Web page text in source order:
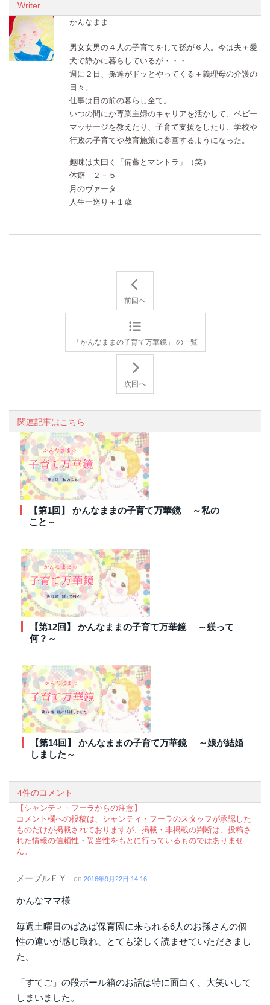
Writer
かんなまま
男女女男の４人の子育てをして孫が６人。今は夫＋愛
犬で静かに暮らしているが・・・
週に２日、孫達がドッとやってくる＋義理母の介護の
日々。
仕事は目の前の暮らし全て。
いつの間にか専業主婦のキャリアを活かして、ベビー
マッサージを教えたり、子育て支援をしたり、学校や
行政の子育てや教育施策に参画するようになった。
趣味は夫曰く「備蓄とマントラ」（笑）
体癖 ２－５
月のヴァータ
人生一巡り＋１歳
前回へ
「かんなままの子育て万華鏡」 の一覧
次回へ
関連記事はこちら
【第1回】 かんなままの子育て万華鏡 ～私の
こと～
【第12回】 かんなままの子育て万華鏡 ～躾って
何？～
【第14回】 かんなままの子育て万華鏡 ～娘が結婚
しました～
4件のコメント
【シャンティ・フーラからの注意】
コメント欄への投稿は、シャンティ・フーラのスタッフが承認した
ものだけが掲載されておりますが、掲載・非掲載の判断は、投稿さ
れた情報の信頼性・妥当性をもとに行っているものではありませ
ん。
メープルＥＹ on 2016年9月22日 14:16
かんなママ様
毎週土曜日のばあば保育園に来られる6人のお孫さんの個
性の違いが感じ取れ、とても楽しく読ませていただきまし
た。
「すてご」の段ボール箱のお話は特に面白く、大笑いして
しまいました。